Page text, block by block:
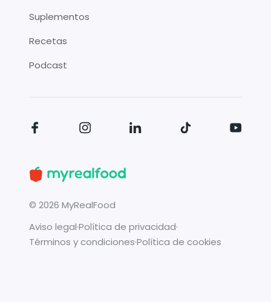
Suplementos
Recetas
Podcast
© 2026 MyRealFood
Aviso legal·Política de privacidad·
Términos y condiciones·Política de cookies